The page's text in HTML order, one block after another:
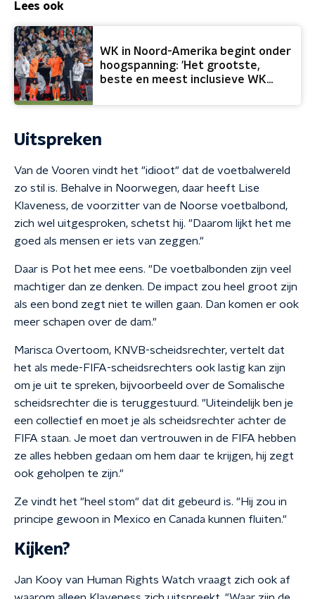
Lees ook
WK in Noord-Amerika begint onder
hoogspanning: 'Het grootste,
beste en meest inclusieve WK
Uitspreken
Van de Vooren vindt het "idioot" dat de voetbalwereld
zo stil is. Behalve in Noorwegen, daar heeft Lise
Klaveness, de voorzitter van de Noorse voetbalbond,
zich wel uitgesproken, schetst hij. "Daarom lijkt het me
goed als mensen er iets van zeggen."
Daar is Pot het mee eens. "De voetbalbonden zijn veel
machtiger dan ze denken. De impact zou heel groot zijn
als een bond zegt niet te willen gaan. Dan komen er ook
meer schapen over de dam."
Marisca Overtoom, KNVB-scheidsrechter, vertelt dat
het als mede-FIFA-scheidsrechters ook lastig kan zijn
om je uit te spreken, bijvoorbeeld over de Somalische
scheidsrechter die is teruggestuurd. "Uiteindelijk ben je
een collectief en moet je als scheidsrechter achter de
FIFA staan. Je moet dan vertrouwen in de FIFA hebben
ze alles hebben gedaan om hem daar te krijgen, hij zegt
ook geholpen te zijn."
Ze vindt het "heel stom" dat dit gebeurd is. "Hij zou in
principe gewoon in Mexico en Canada kunnen fluiten."
Kijken?
Jan Kooy van Human Rights Watch vraagt zich ook af